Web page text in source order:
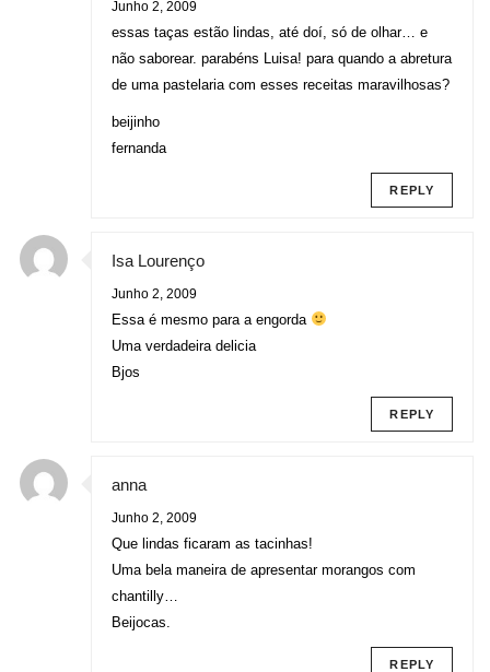
Junho 2, 2009
essas taças estão lindas, até doí, só de olhar… e
não saborear. parabéns Luisa! para quando a abretura
de uma pastelaria com esses receitas maravilhosas?
beijinho
fernanda
REPLY
Isa Lourenço
Junho 2, 2009
Essa é mesmo para a engorda
Uma verdadeira delicia
Bjos
REPLY
anna
Junho 2, 2009
Que lindas ficaram as tacinhas!
Uma bela maneira de apresentar morangos com
chantilly…
Beijocas.
REPLY